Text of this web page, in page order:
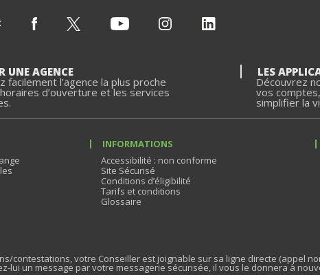
UNE AGENCE
facilement l’agence la plus proche
d’ouverture et les services
LES
Découvrez
vos
simplifier la
INFORMATIONS
Accessibilité : non conforme
Site Sécurisé
Conditions d’éligibilité
Tarifs et conditions
Glossaire
contestations, votre Conseiller est joignable sur sa ligne directe (appel
lui un message par votre messagerie sécurisée, il vous le donnera à